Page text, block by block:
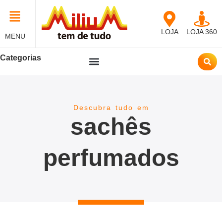
MENU
LOJA LOJA 360
Categorias
Descubra tudo em
sachês
perfumados